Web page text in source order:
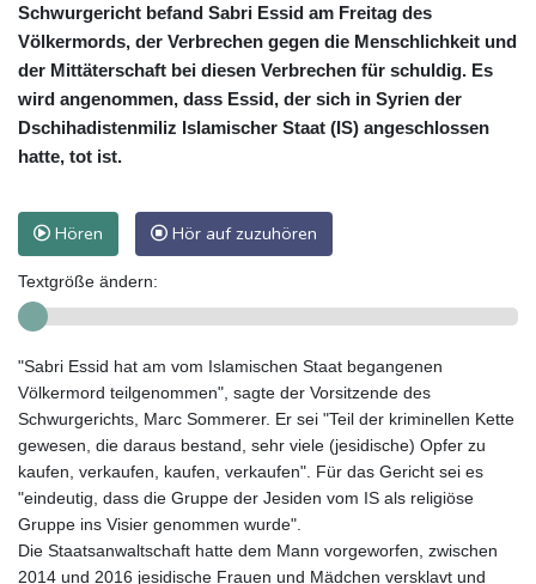
Schwurgericht befand Sabri Essid am Freitag des
Völkermords, der Verbrechen gegen die Menschlichkeit und
der Mittäterschaft bei diesen Verbrechen für schuldig. Es
wird angenommen, dass Essid, der sich in Syrien der
Dschihadistenmiliz Islamischer Staat (IS) angeschlossen
hatte, tot ist.
Hören Hör auf zuzuhören
Textgröße ändern:
"Sabri Essid hat am vom Islamischen Staat begangenen
Völkermord teilgenommen", sagte der Vorsitzende des
Schwurgerichts, Marc Sommerer. Er sei "Teil der kriminellen Kette
gewesen, die daraus bestand, sehr viele (jesidische) Opfer zu
kaufen, verkaufen, kaufen, verkaufen". Für das Gericht sei es
"eindeutig, dass die Gruppe der Jesiden vom IS als religiöse
Gruppe ins Visier genommen wurde".
Die Staatsanwaltschaft hatte dem Mann vorgeworfen, zwischen
2014 und 2016 jesidische Frauen und Mädchen versklavt und